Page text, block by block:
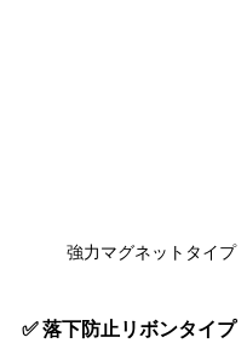
強力マグネットタイプ
✅ 落下防止リボンタイプ